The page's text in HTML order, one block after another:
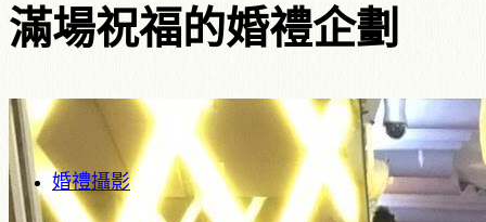
婚禮攝影
滿場祝福的婚禮企劃